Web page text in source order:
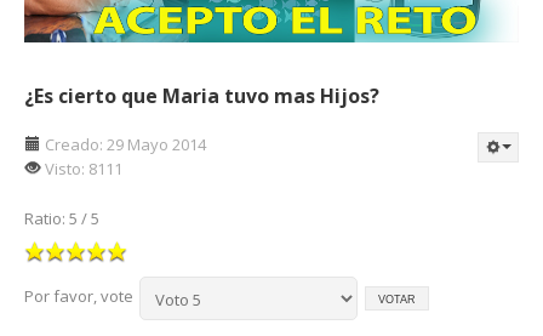
¿Es cierto que Maria tuvo mas Hijos?
Creado: 29 Mayo 2014
Visto: 8111
Ratio: 5 /5
Por favor, vote